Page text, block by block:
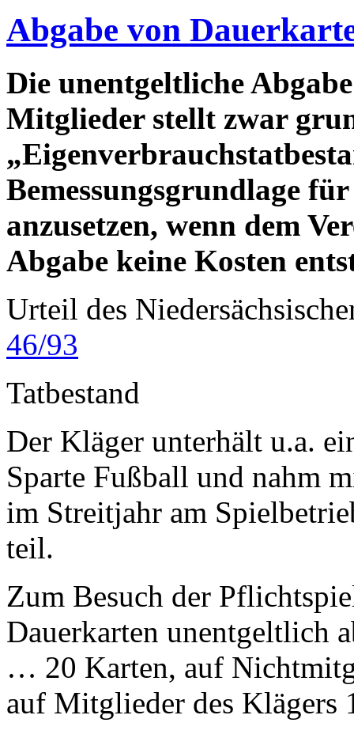
Abgabe von
Die unentgeltliche
Mitglieder stellt zwar
Bemessungsgrundlage
anzusetzen, wenn dem
Abgabe keine Kosten
Urteil des
46/93
Tatbestand
Der Kläger unterhält u.a.
Sparte Fußball und nahm
im Streitjahr am
teil.
Zum Besuch der
Dauerkarten unentgeltlich
… 20 Karten, auf
auf Mitglieder des Klägers